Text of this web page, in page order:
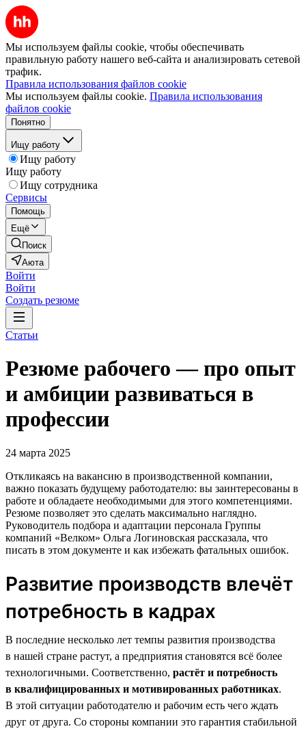
Мы используем файлы cookie, чтобы обеспечивать
правильную работу нашего веб-сайта и анализировать сетевой
трафик.
Правила использования файлов cookie
Мы используем файлы cookie. Правила использования
файлов cookie
Понятно
Ищу работу
Ищу работу
Ищу работу
Ищу сотрудника
Сервисы
Помощь
Ещё
Поиск
Аюта
Войти
Войти
Создать резюме
Статьи
Резюме рабочего — про опыт
и амбиции развиваться в
профессии
24 марта 2025
Откликаясь на вакансию в производственной компании,
важно показать будущему работодателю: вы заинтересованы в
работе и обладаете необходимыми для этого компетенциями.
Резюме позволяет это сделать максимально наглядно.
Руководитель подбора и адаптации персонала Группы
компаний «Велком» Ольга Логиновская рассказала, что
писать в этом документе и как избежать фатальных ошибок.
Развитие производств влечёт
потребность в кадрах
В последние несколько лет темпы развития производства
в нашей стране растут, а предприятия становятся всё более
технологичными. Соответственно, растёт и потребность
в квалифицированных и мотивированных работниках.
В этой ситуации работодателю и рабочим есть чего ждать
друг от друга. Со стороны компании это гарантия стабильной